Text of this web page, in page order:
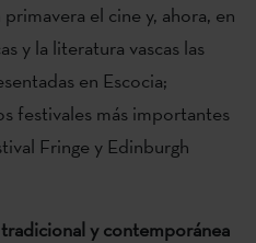
el cine y, ahora, en
y la literatura vascas las
en Escocia;
festivales más importantes
Fringe y Edinburgh
y contemporánea